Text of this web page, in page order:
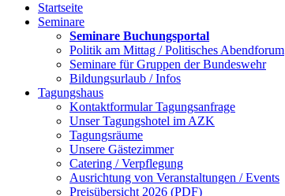
Startseite
Seminare
Seminare Buchungsportal
Politik am Mittag / Politisches Abendforum
Seminare für Gruppen der Bundeswehr
Bildungsurlaub / Infos
Tagungshaus
Kontaktformular Tagungsanfrage
Unser Tagungshotel im AZK
Tagungsräume
Unsere Gästezimmer
Catering / Verpflegung
Ausrichtung von Veranstaltungen / Events
Preisübersicht 2026 (PDF)